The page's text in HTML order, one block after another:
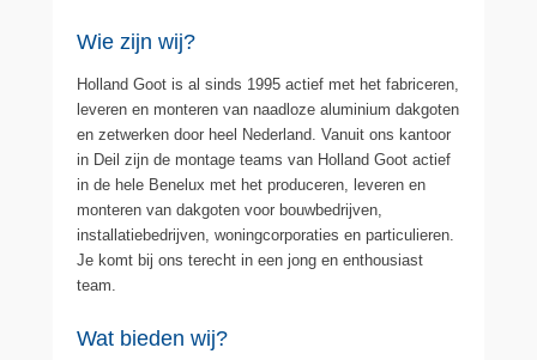
Wie zijn wij?
Holland Goot is al sinds 1995 actief met het fabriceren,
leveren en monteren van naadloze aluminium dakgoten
en zetwerken door heel Nederland. Vanuit ons kantoor
in Deil zijn de montage teams van Holland Goot actief
in de hele Benelux met het produceren, leveren en
monteren van dakgoten voor bouwbedrijven,
installatiebedrijven, woningcorporaties en particulieren.
Je komt bij ons terecht in een jong en enthousiast
team.
Wat bieden wij?